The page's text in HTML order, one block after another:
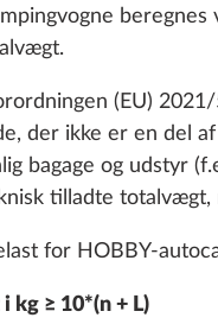
(EU)
der ikke er en del
bagage og udstyr
tilladte
for HOBBY-
kg ≥ 10*(n + L)